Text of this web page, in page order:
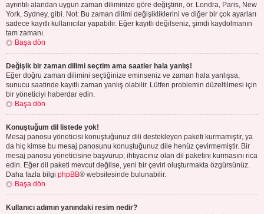
ayrıntılı alandan uygun zaman diliminize göre değiştirin, ör. Londra, Paris, New
York, Sydney, gibi. Not: Bu zaman dilimi değişikliklerini ve diğer bir çok ayarları
sadece kayıtlı kullanıcılar yapabilir. Eğer kayıtlı değilseniz, şimdi kaydolmanın
tam zamanı.
Başa dön
Değişik bir zaman dilimi seçtim ama saatler hala yanlış!
Eğer doğru zaman dilimini seçtiğinize eminseniz ve zaman hala yanlışsa,
sunucu saatinde kayıtlı zaman yanlış olabilir. Lütfen problemin düzeltilmesi için
bir yöneticiyi haberdar edin.
Başa dön
Konuştuğum dil listede yok!
Mesaj panosu yöneticisi konuştuğunuz dili destekleyen paketi kurmamıştır, ya
da hiç kimse bu mesaj panosunu konuştuğunuz dile henüz çevirmemiştir. Bir
mesaj panosu yöneticisine başvurup, ihtiyacınız olan dil paketini kurmasını rica
edin. Eğer dil paketi mevcut değilse, yeni bir çeviri oluşturmakta özgürsünüz.
Daha fazla bilgi phpBB® websitesinde bulunabilir.
Başa dön
Kullanıcı adımın yanındaki resim nedir?